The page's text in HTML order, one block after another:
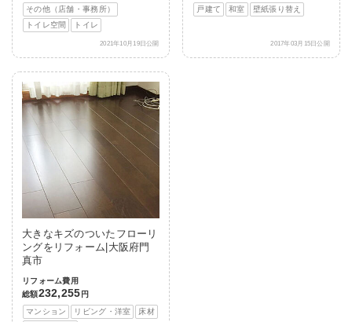
その他（店舗・事務所）
トイレ空間
トイレ
2021年10月19日公開
戸建て
和室 壁紙張り替え
2017年03月15日公開
大きなキズのついたフローリ
ングをリフォーム|大阪府門
真市
リフォーム費用
総額232,255 円
マンション
リビング・洋室
床材